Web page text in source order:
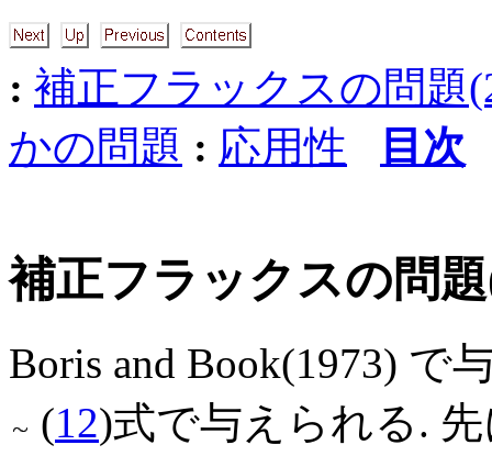
: 補正フラックスの問題
かの問題 : 応用性 目次
補正フラックスの問
Boris and Book(1973) で
(12)式で与えられる.